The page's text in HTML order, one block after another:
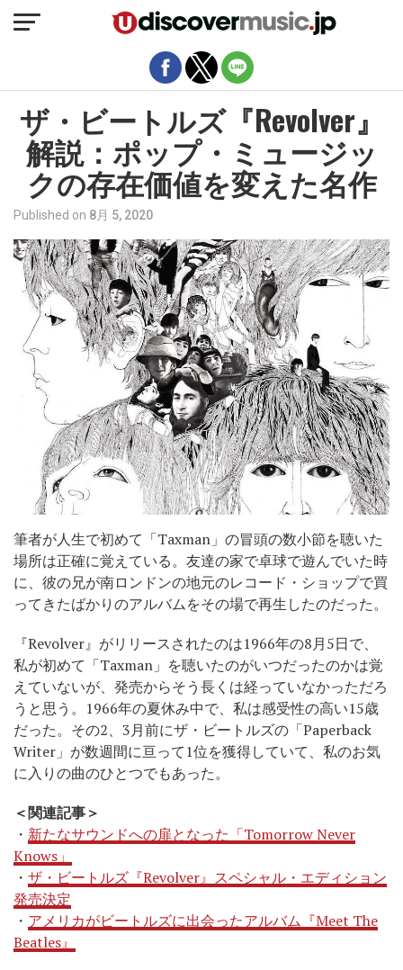
ザ・ビートルズ『Revolver』
解説：ポップ・ミュージッ
クの存在価値を変えた名作
Published on 8月 5, 2020
筆者が人生で初めて「Taxman」の冒頭の数小節を聴いた
場所は正確に覚えている。友達の家で卓球で遊んでいた時
に、彼の兄が南ロンドンの地元のレコード・ショップで買
ってきたばかりのアルバムをその場で再生したのだった。
『Revolver』がリリースされたのは1966年の8月5日で、
私が初めて「Taxman」を聴いたのがいつだったのかは覚
えていないが、発売からそう長くは経っていなかっただろ
うと思う。1966年の夏休み中で、私は感受性の高い15歳
だった。その2、3月前にザ・ビートルズの「Paperback
Writer」が数週間に亘って1位を獲得していて、私のお気
に入りの曲のひとつでもあった。
＜関連記事＞
・ 新たなサウンドへの扉となった「Tomorrow Never
Knows」
・ ザ・ビートルズ『Revolver』スペシャル・エディション
発売決定
・ アメリカがビートルズに出会ったアルバム『Meet The
Beatles』
モバイルバージョンを終了